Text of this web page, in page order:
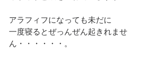
アラフィフになっても未だに
一度寝るとぜっんぜん起きれませ
ん・・・・・・。